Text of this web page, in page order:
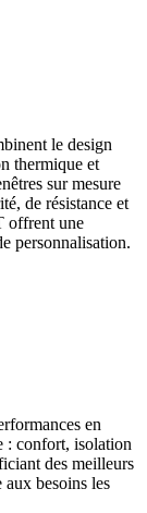
le design
thermique et
sur mesure
de résistance et
offrent une
personnalisation.
en
: confort, isolation
des meilleurs
aux besoins les